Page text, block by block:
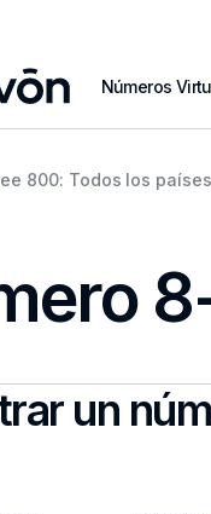
Números
800: Todos los países
un